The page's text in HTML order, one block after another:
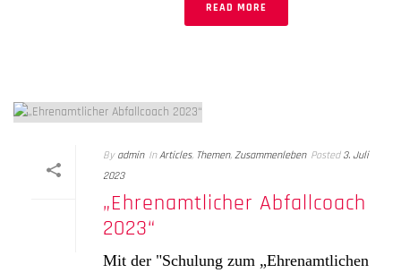
READ MORE
By admin In Articles, Themen, Zusammenleben Posted 3. Juli
2023
„Ehrenamtlicher Abfallcoach
2023“
Mit der "Schulung zum „Ehrenamtlichen